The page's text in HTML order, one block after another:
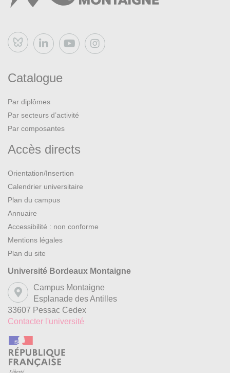
Bluesky
Catalogue
Par diplômes
Par secteurs d’activité
Par composantes
Accès directs
Orientation/Insertion
Calendrier universitaire
Plan du campus
Annuaire
Accessibilité : non conforme
Mentions légales
Plan du site
Université Bordeaux Montaigne
Campus Montaigne
Esplanade des Antilles
33607 Pessac Cedex
Contacter l'université